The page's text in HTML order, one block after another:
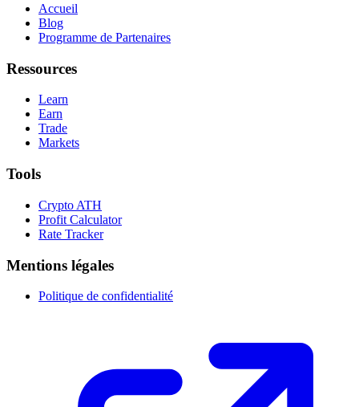
Accueil
Blog
Programme de Partenaires
Ressources
Learn
Earn
Trade
Markets
Tools
Crypto ATH
Profit Calculator
Rate Tracker
Mentions légales
Politique de confidentialité